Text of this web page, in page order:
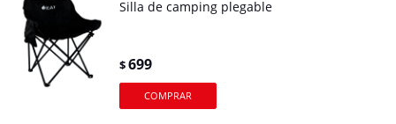
Silla de camping plegable
$699